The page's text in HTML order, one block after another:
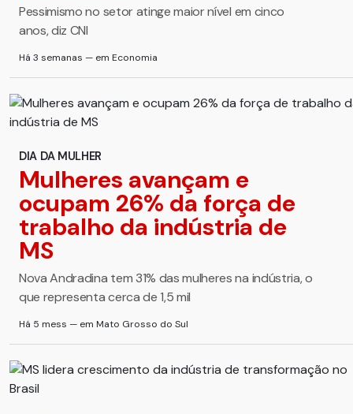
Pessimismo no setor atinge maior nível em cinco
anos, diz CNI
Há 3 semanas — em Economia
DIA DA MULHER
Mulheres avançam e
ocupam 26% da força de
trabalho da indústria de
MS
Nova Andradina tem 31% das mulheres na indústria, o
que representa cerca de 1,5 mil
Há 5 mess — em Mato Grosso do Sul